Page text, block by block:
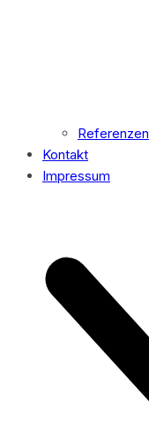
Referenzen
Kontakt
Impressum